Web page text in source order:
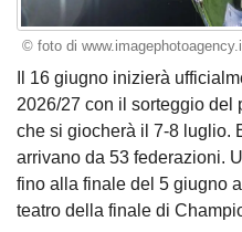
© foto di
Il 16 giugno inizierà
2026/27 con il sorteggio del
che si giocherà il 7-8 luglio.
arrivano da 53 federazioni.
fino alla finale del 5 giugno
teatro della finale di